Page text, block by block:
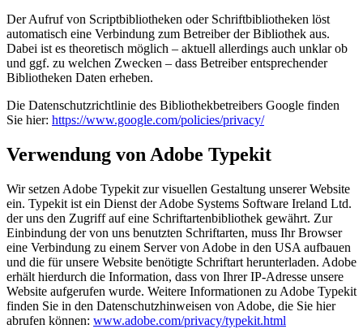
Der Aufruf von Scriptbibliotheken oder Schriftbibliotheken löst
automatisch eine Verbindung zum Betreiber der Bibliothek aus.
Dabei ist es theoretisch möglich – aktuell allerdings auch unklar ob
und ggf. zu welchen Zwecken – dass Betreiber entsprechender
Bibliotheken Daten erheben.
Die Datenschutzrichtlinie des Bibliothekbetreibers Google finden
Sie hier: https://www.google.com/policies/privacy/
Verwendung von Adobe Typekit
Wir setzen Adobe Typekit zur visuellen Gestaltung unserer Website
ein. Typekit ist ein Dienst der Adobe Systems Software Ireland Ltd.
der uns den Zugriff auf eine Schriftartenbibliothek gewährt. Zur
Einbindung der von uns benutzten Schriftarten, muss Ihr Browser
eine Verbindung zu einem Server von Adobe in den USA aufbauen
und die für unsere Website benötigte Schriftart herunterladen. Adobe
erhält hierdurch die Information, dass von Ihrer IP-Adresse unsere
Website aufgerufen wurde. Weitere Informationen zu Adobe Typekit
finden Sie in den Datenschutzhinweisen von Adobe, die Sie hier
abrufen können: www.adobe.com/privacy/typekit.html